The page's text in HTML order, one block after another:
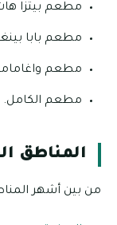
مطعم بيتزا
مطعم بابا
مطعم واغاماما
مطعم الكامل.
المناطق
من بين أشهر المناطق